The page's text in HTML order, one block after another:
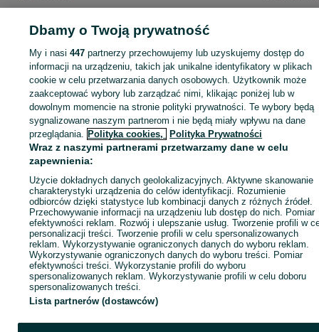
Zaloguj się lub załóż konto na OLX, aby skontaktować się z
sprzedającym
Zaloguj się / Załóż konto
Dbamy o Twoją prywatność
My i nasi447 partnerzy przechowujemy lub uzyskujemy dostęp do
informacji na urządzeniu, takich jak unikalne identyfikatory w plikach
cookie w celu przetwarzania danych osobowych. Użytkownik może
zaakceptować wybory lub zarządzać nimi, klikając poniżej lub w
dowolnym momencie na stronie polityki prywatności. Te wybory będą
sygnalizowane naszym partnerom i nie będą miały wpływu na dane
przeglądania. Polityka cookies, Polityka Prywatności
Wraz z naszymi partnerami przetwarzamy dane w celu
zapewnienia:
Użycie dokładnych danych geolokalizacyjnych. Aktywne skanowanie
charakterystyki urządzenia do celów identyfikacji. Rozumienie
odbiorców dzięki statystyce lub kombinacji danych z różnych źródeł.
Przechowywanie informacji na urządzeniu lub dostęp do nich. Pomiar
efektywności reklam. Rozwój i ulepszanie usług. Tworzenie profili w
personalizacji treści. Tworzenie profili w celu spersonalizowanych
reklam. Wykorzystywanie ograniczonych danych do wyboru reklam.
Wykorzystywanie ograniczonych danych do wyboru treści. Pomiar
efektywności treści. Wykorzystanie profili do wyboru
spersonalizowanych reklam. Wykorzystywanie profili w celu doboru
spersonalizowanych treści.
Lista partnerów (dostawców)